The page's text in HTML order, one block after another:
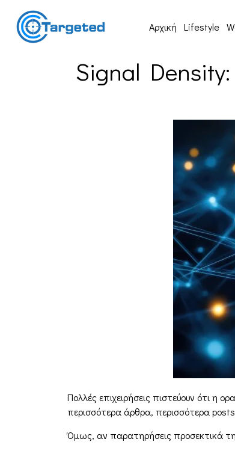
Αρχική Lifestyle
Signal Density:
Πολλές επιχειρήσεις πιστεύουν ότι η
περισσότερα άρθρα, περισσότερα
Όμως, αν παρατηρήσεις προσεκτικά